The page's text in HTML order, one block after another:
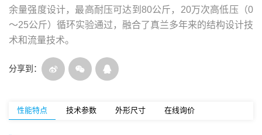
余量强度设计，最高耐压可达到80公斤，20万次高低压（0
～25公斤）循环实验通过，融合了真兰多年来的结构设计技
术和流量技术。
分享到：
性能特点 技术参数 外形尺寸 在线询价